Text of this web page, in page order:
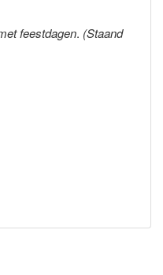
feestdagen. (Staand